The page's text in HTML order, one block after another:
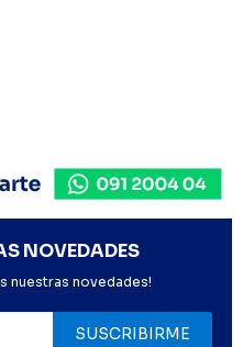
NOVEDADES
nuestras novedades!
SUSCRIBIRME